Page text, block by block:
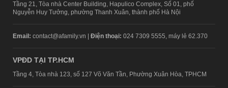
Tầng 21, Tòa nhà Center Building, Hapulico Complex, Số 01, phố
Nguyễn Huy Tưởng, phường Thanh Xuân, thành phố Hà Nội
Email: contact@afamily.vn | Điện thoại: 024 7309 5555, máy lẻ 62.370
VPĐD TẠI TP.HCM
Tầng 4, Tòa nhà 123, số 127 Võ Văn Tần, Phường Xuân Hòa, TPHCM